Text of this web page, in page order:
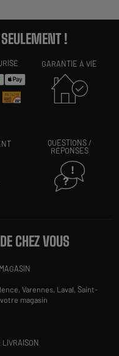
!
GARANTIE À VIE
QUESTIONS /
RÉPONSES
CHEZ VOUS
Varennes, Laval,Saint-
magasin